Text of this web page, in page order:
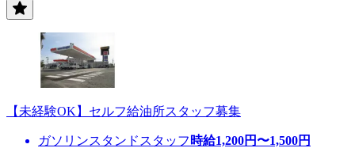
【未経験OK】セルフ給油所スタッフ募集
ガソリンスタンドスタッフ 時給1,200円〜1,500円